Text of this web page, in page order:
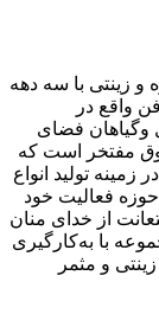
و زینتی با سه دهه
واقع در
وگیاهان فضای
مفتخر است که
تولید انواع
حوزه فعالیت خود
از خدای منان
با به‌کارگیری
و مثمر